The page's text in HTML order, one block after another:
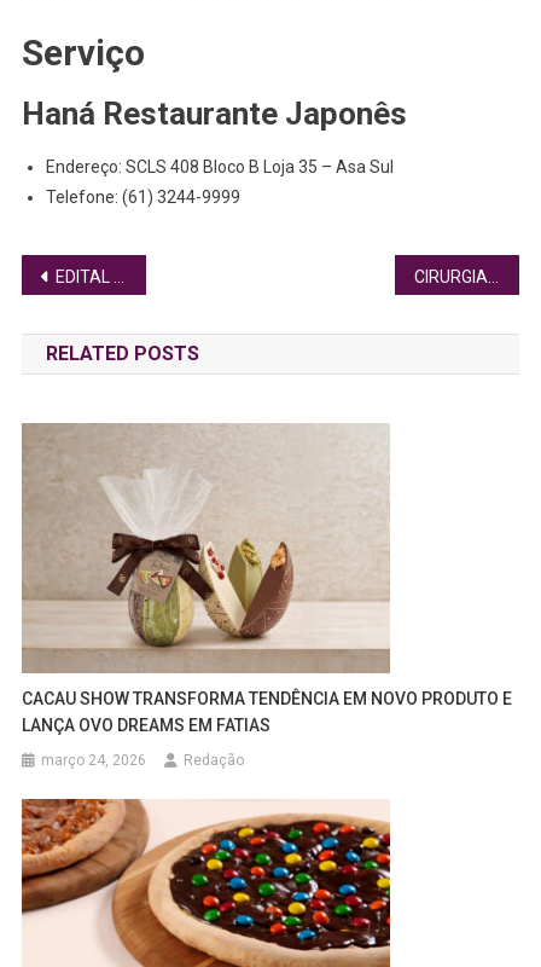
Serviço
Haná Restaurante Japonês
Endereço: SCLS 408 Bloco B Loja 35 – Asa Sul
Telefone: (61) 3244-9999
Navegação
de
Post
EDITAL BUSCA ENTIDADES PARA ASSISTIR DUAS MIL FAMÍLIAS DE AGRICULTORES
RELATED POSTS
CACAU SHOW TRANSFORMA TENDÊNCIA EM NOVO PRODUTO E
LANÇA OVO DREAMS EM FATIAS
março 24, 2026 Redação